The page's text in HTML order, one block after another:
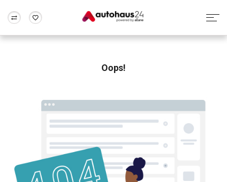
Rund um die Inzahlungnahme
Oops!